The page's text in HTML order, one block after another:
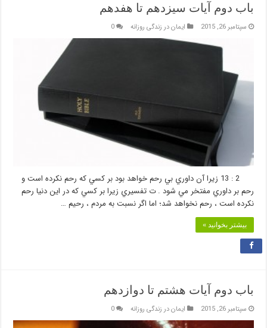
باب دوم آيات سيزدهم تا هفدهم
سپتامبر 26, 2015 ایمان در زندگی روزانه 0
2 : 13 زيرا آن داوري بي رحم خواهد بود بر كسي كه رحم نكرده است و
رحم بر داوري مفتخر مي شود . ت تفسيري زيرا بر كسي كه در اين دنيا رحم
نكرده است ، رحم نخواهد شد؛ اما اگر نسبت به مردم ، رحيم …
بیشتر بخوانید »
باب دوم آيات هشتم تا دوازدهم
سپتامبر 26, 2015 ایمان در زندگی روزانه 0